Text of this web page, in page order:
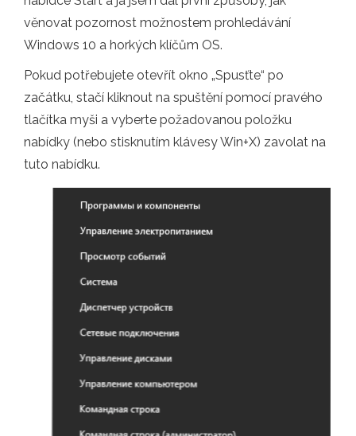
věnovat pozornost možnostem prohledávání
Windows 10 a horkých klíčům OS.
Pokud potřebujete otevřít okno „Spusťte“ po
začátku, stačí kliknout na spuštění pomocí pravého
tlačítka myši a vyberte požadovanou položku
nabídky (nebo stisknutím klávesy Win+X) zavolat na
tuto nabídku.